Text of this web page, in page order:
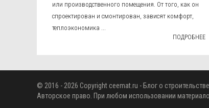
или производственного помещения. От того, как он
спроектирован и смонтирован, зависят комфорт,
теплоэкономика ...
ПОДРОБНЕЕ
© 2016 - 2026 Copyright ceemat.ru - Блог о
Авторское право. При любом использовании